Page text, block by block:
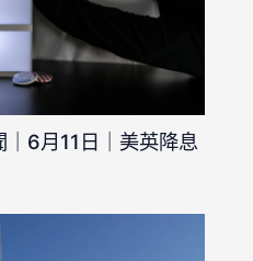
6月11日｜美英降息